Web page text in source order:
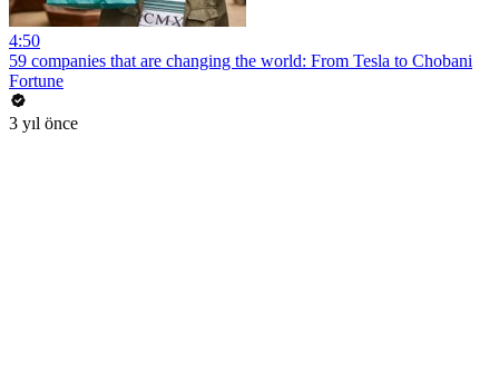
4:50
59 companies that are changing the world: From Tesla to Chobani
Fortune
3 yıl önce